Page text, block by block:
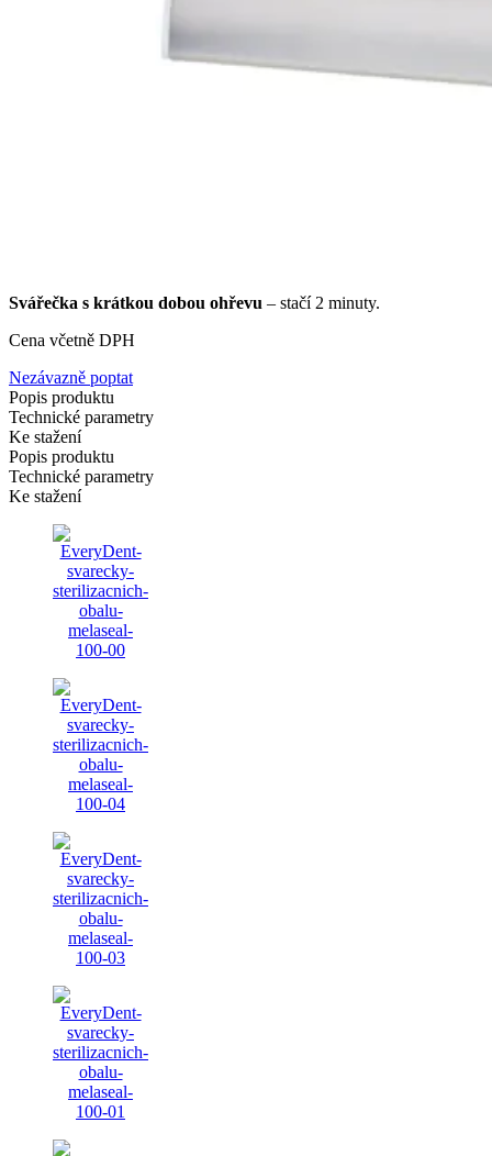
Svářečka s krátkou dobou ohřevu – stačí 2 minuty.
Cena včetně DPH
Nezávazně poptat
Popis produktu
Technické parametry
Ke stažení
Popis produktu
Technické parametry
Ke stažení